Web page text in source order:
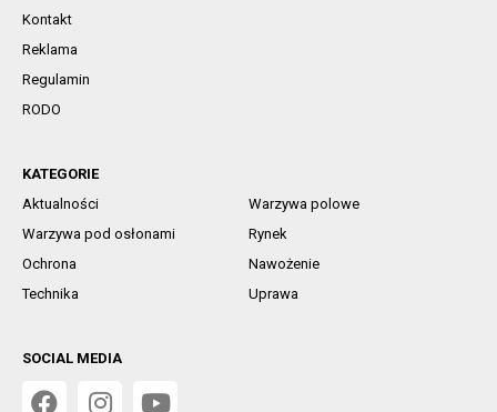
Kontakt
Reklama
Regulamin
RODO
KATEGORIE
Aktualności
Warzywa polowe
Warzywa pod osłonami
Rynek
Ochrona
Nawożenie
Technika
Uprawa
SOCIAL MEDIA